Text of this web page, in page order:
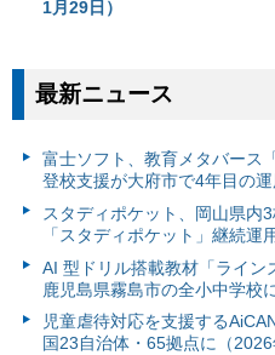
1月29日）
最新ニュース
富⼠ソフト、教育メタバース
登校支援が大府市で4年目の
スタディポケット、岡山県内
「スタディポケット」継続運
AI 型ドリル搭載教材「ライン
鹿児島県霧島市の全小中学校
児童虐待対応を支援する
国23自治体・65拠点に（2026